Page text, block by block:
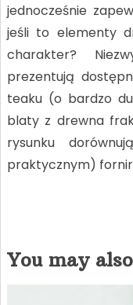
jednocześnie
jeśli to elementy
charakter?
prezentują
teaku (o bardzo
blaty z drewna
rysunku
praktycznym)
You may